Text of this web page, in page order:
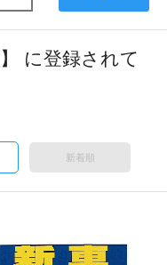
に登録されて
新着順